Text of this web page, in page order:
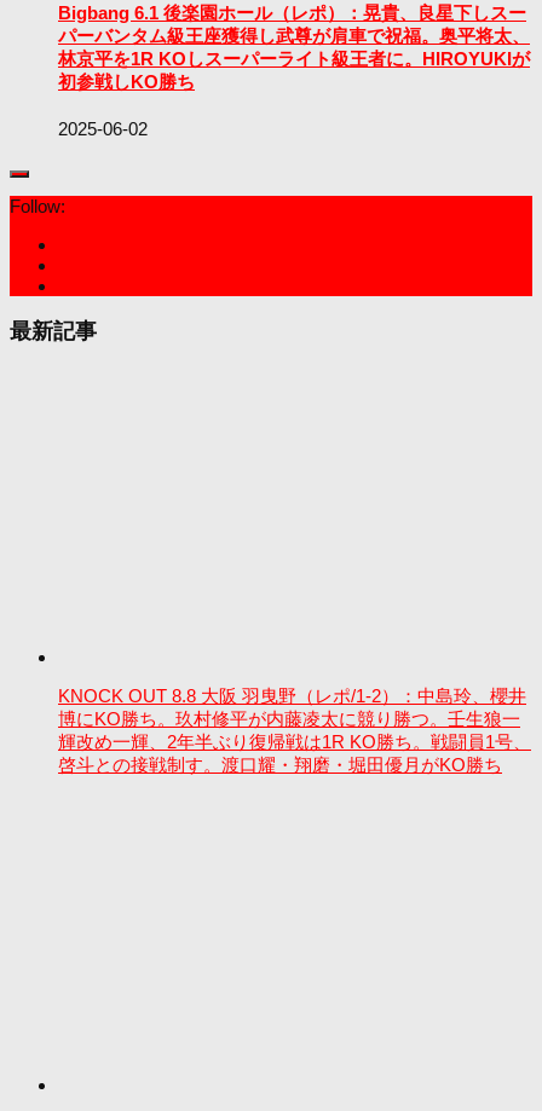
Bigbang 6.1 後楽園ホール（レポ）：晃貴、良星下しスー
パーバンタム級王座獲得し武尊が肩車で祝福。奥平将太、
林京平を1R KOしスーパーライト級王者に。HIROYUKIが
初参戦しKO勝ち
2025-06-02
Follow:
最新記事
KNOCK OUT 8.8 大阪 羽曳野（レポ/1-2）：中島玲、櫻井
博にKO勝ち。玖村修平が内藤凌太に競り勝つ。壬生狼一
輝改め一輝、2年半ぶり復帰戦は1R KO勝ち。戦闘員1号、
啓斗との接戦制す。渡口耀・翔磨・堀田優月がKO勝ち